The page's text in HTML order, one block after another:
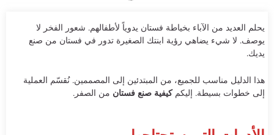
يحلم العديد من الآباء بخياطة فستان يدوياً لأطفالهم. شعور الفخر لا
يوصف. لا شيء يضاهي رؤية ابنتك الصغيرة تدور في فستان من صنع
يديك.
هذا الدليل مناسب للجميع، من المبتدئين إلى المصممين. نُقسّم العملية
إلى خطوات بسيطة. إليكمكيفية صنع فستان من الصفر.